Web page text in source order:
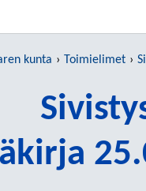
kunta Toimielimet